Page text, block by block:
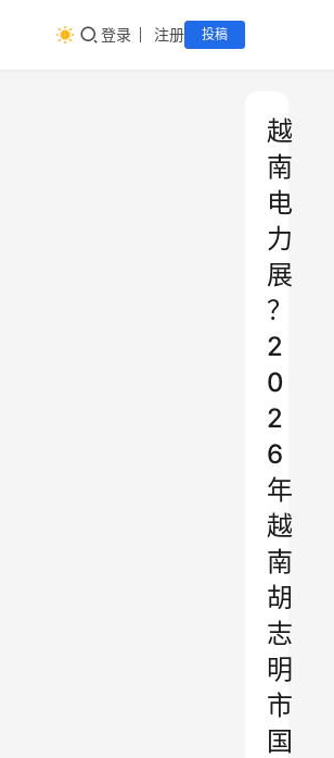
登录 注册 投稿
越
南
电
力
展
？
2
0
2
6
年
越
南
胡
志
明
市
国